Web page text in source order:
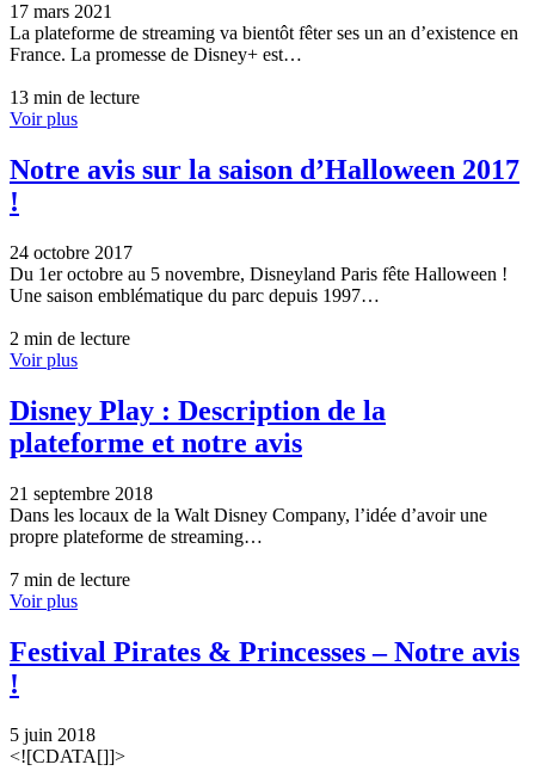
17 mars 2021
La plateforme de streaming va bientôt fêter ses un an d’existence en
France. La promesse de Disney+ est…
13 min de lecture
Voir plus
Notre avis sur la saison d’Halloween 2017
!
24 octobre 2017
Du 1er octobre au 5 novembre, Disneyland Paris fête Halloween !
Une saison emblématique du parc depuis 1997…
2 min de lecture
Voir plus
Disney Play : Description de la
plateforme et notre avis
21 septembre 2018
Dans les locaux de la Walt Disney Company, l’idée d’avoir une
propre plateforme de streaming…
7 min de lecture
Voir plus
Festival Pirates & Princesses – Notre avis
!
5 juin 2018
<![CDATA[]]>